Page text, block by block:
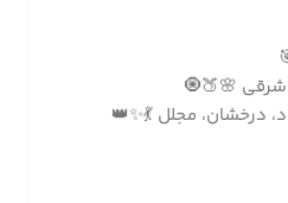
🌸🍑🧿
درخشان، مجلل 💃✨👑